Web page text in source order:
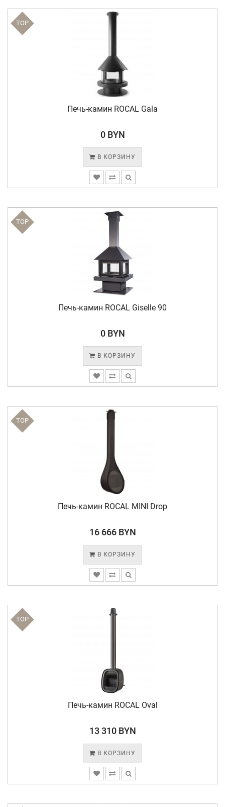
TOP
Печь-камин ROCAL Gala
0 BYN
В КОРЗИНУ
TOP
Печь-камин ROCAL Giselle 90
0 BYN
В КОРЗИНУ
TOP
Печь-камин ROCAL MINI Drop
16 666 BYN
В КОРЗИНУ
TOP
Печь-камин ROCAL Oval
13 310 BYN
В КОРЗИНУ